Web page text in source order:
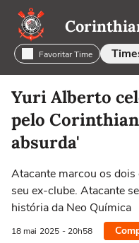
Favoritar Time
Selecione o time para
Yuri Alberto
pelo
absurda'
Atacante marcou os
seu ex-clube. Atacante
história da Neo Química
18 mai 2025 - 20h58